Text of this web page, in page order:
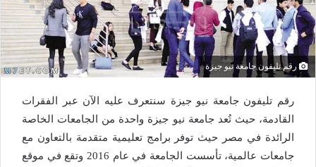
رقم تليفون جامعة نيو جيزة
رقم تليفون جامعة نيو جيزة سنتعرف عليه الآن عبر الفقرات
القادمة، حيث تُعد جامعة نيو جيزة واحدة من الجامعات الخاصة
الرائدة في مصر حيث توفر برامج تعليمية متقدمة بالتعاون مع
جامعات عالمية، تأسست الجامعة في عام 2016 وتقع في موقع